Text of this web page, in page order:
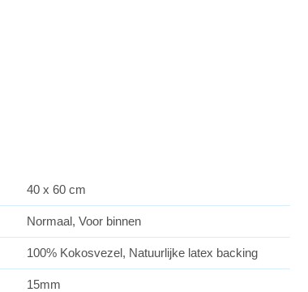
40 x 60 cm
Normaal, Voor binnen
100% Kokosvezel, Natuurlijke latex backing
15mm